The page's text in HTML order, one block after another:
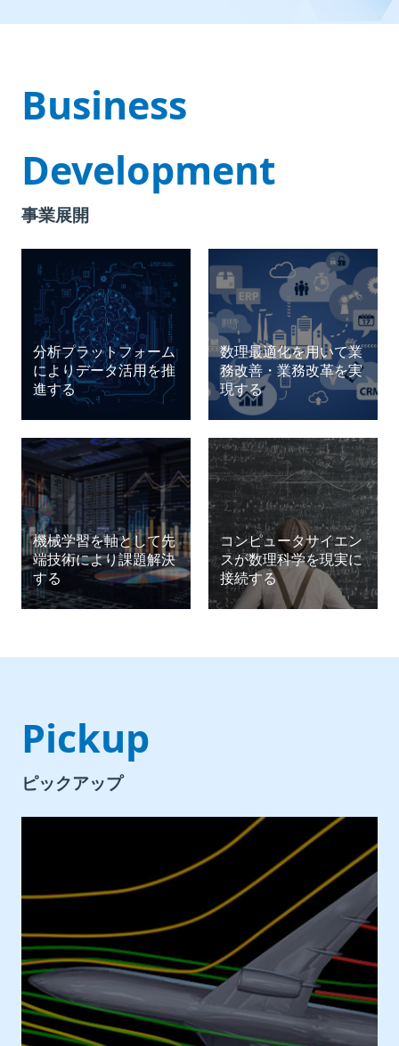
Business
Development
事業展開
分析プラットフォーム
によりデータ活用を推
進する
数理最適化を用いて業
務改善・業務改革を実
現する
機械学習を軸として先
端技術により課題解決
する
コンピュータサイエン
スが数理科学を現実に
接続する
Pickup
ピックアップ